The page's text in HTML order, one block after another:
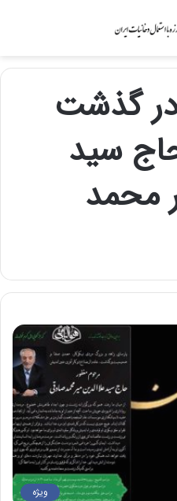
گذشت
سید
محمد
ویژه